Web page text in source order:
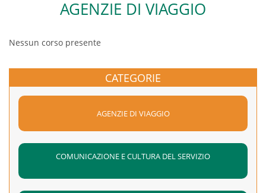
AGENZIE DI VIAGGIO
Nessun corso presente
CATEGORIE
AGENZIE DI VIAGGIO
COMUNICAZIONE E CULTURA DEL SERVIZIO